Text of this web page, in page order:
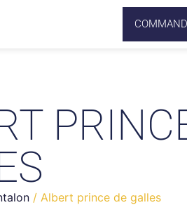
/ Albert prince de galles